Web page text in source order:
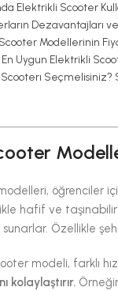
Elektrikli Scooter
Dezavantajları ve
Modellerinin
Uygun Elektrikli
öğrenciler
hafif ve
Özellikle
modeli, farklı
kolaylaştırır.